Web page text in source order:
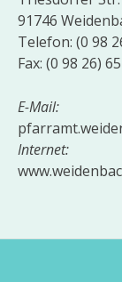
91746
Telefon: (0 98
Fax: (0 98 26)
E-Mail:
Internet: